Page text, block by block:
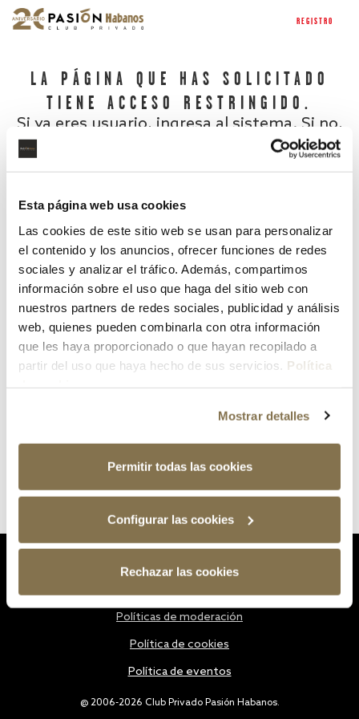
Esta página web usa cookies
Las cookies de este sitio web se usan para personalizar
el contenido y los anuncios, ofrecer funciones de redes
sociales y analizar el tráfico. Además, compartimos
información sobre el uso que haga del sitio web con
nuestros partners de redes sociales, publicidad y análisis
web, quienes pueden combinarla con otra información
que les haya proporcionado o que hayan recopilado a
partir del uso que haya hecho de sus servicios. Política
Mostrar detalles
Permitir todas las cookies
Configurar las cookies
Rechazar las cookies
REGISTRO
LA PÁGINA QUE HAS SOLICITADO
TIENE ACCESO RESTRINGIDO.
Si ya eres usuario, ingresa al sistema. Si no,
¿Has olvidado tu contraseña?
@ 2006-2026 Club Privado Pasión Habanos.
Políticas de moderación
Política de cookies
Política de eventos